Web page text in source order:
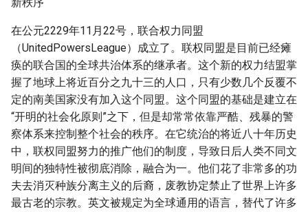
在公元2229年11月22号，联合权力同盟
（UnitedPowersLeague）成立了。联权同盟是目前已经瘫
痪的联合国的全球共治体系的继承者。这个新的权力结盟掌
握了地球上将近百分之九十三的人口，只有少数几个反覆不
定的南美国家没有加入这个同盟。这个同盟的基础是建立在
“开明的社会化原则”之下，但是却常常依靠严酷、残暴的警
察体系来控制整个社会的秩序。在它统治的将近八十年历史
中，联权同盟努力的推广他们的制度，导致日后人类不同文
明间的独特性被彻底消除，融合为一。他们花了非常多的功
夫去消灭种族分离主义的后裔，废教协定禁止了世界上许多
最古老的宗教。英文被规定为全球通用的语言，替代了许多